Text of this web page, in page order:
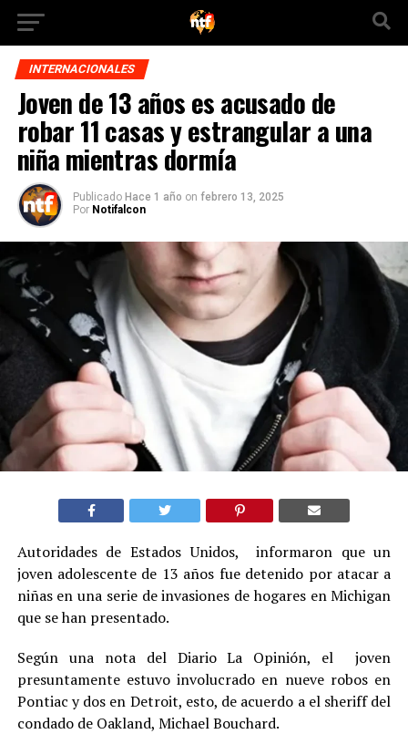
INTERNACIONALES
Joven de 13 años es acusado de
robar 11 casas y estrangular a una
niña mientras dormía
Publicado Hace 1 año on febrero 13, 2025
Por Notifalcon
Autoridades de Estados Unidos, informaron que un
joven adolescente de 13 años fue detenido por atacar a
niñas en una serie de invasiones de hogares en Michigan
que se han presentado.
Según una nota del Diario La Opinión, el joven
presuntamente estuvo involucrado en nueve robos en
Pontiac y dos en Detroit, esto, de acuerdo a el sheriff del
condado de Oakland, Michael Bouchard.